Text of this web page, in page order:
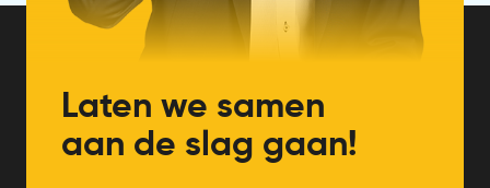
Laten we samen
aan de slag gaan!